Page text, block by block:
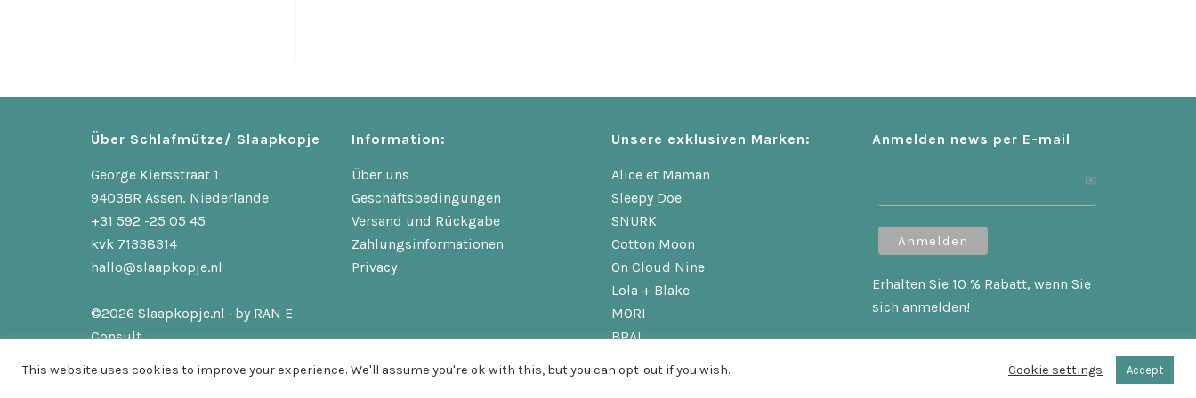
Über Schlafmütze/ Slaapkopje
George Kiersstraat 1
9403BR Assen, Niederlande
+31 592 -25 05 45
kvk 71338314
hallo@slaapkopje.nl
©2026 Slaapkopje.nl · by RAN E-
Consult
Information:
Über uns
Geschäftsbedingungen
Versand und Rückgabe
Zahlungsinformationen
Privacy
Unsere exklusiven Marken:
Alice et Maman
Sleepy Doe
SNURK
Cotton Moon
On Cloud Nine
Lola + Blake
MORI
BRAI
Anmelden news per E-mail
Erhalten Sie 10 % Rabatt, wenn Sie
sich anmelden!
This website uses cookies to improve your experience. We'll assume you're ok with this, but you can opt-out if you wish. Cookie settings Accept